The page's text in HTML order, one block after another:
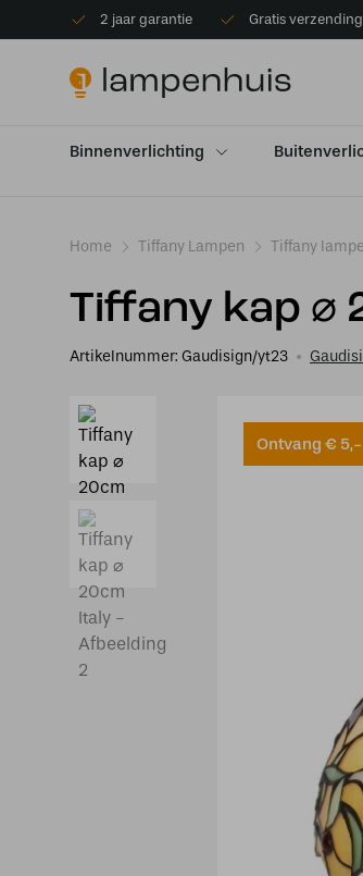
2 jaar garantie Gratis
Binnenverlichting
Home Tiffany Lampen Tiffany
Tiffany kap ⌀
Artikelnummer: Gaudisign/yt23
Ontvang €